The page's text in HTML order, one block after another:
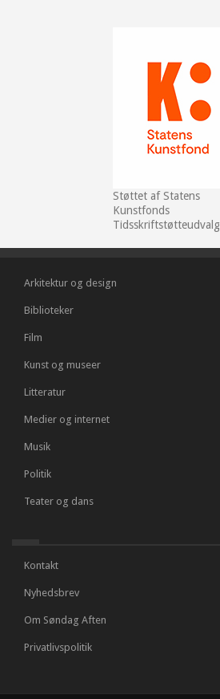
Støttet af Statens
Kunstfonds
Tidsskriftstøtteudvalg
Arkitektur og design
Biblioteker
Film
Kunst og museer
Litteratur
Medier og internet
Musik
Politik
Teater og dans
Kontakt
Nyhedsbrev
Om Søndag Aften
Privatlivspolitik